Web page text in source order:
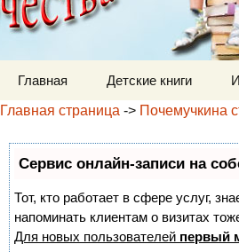
Главная Детские книги
Главная страница -> Почемучкина
Сервис онлайн-записи на
Тот, кто работает в сфере услуг,
напоминать клиентам о визитах
Для новых пользователей первый